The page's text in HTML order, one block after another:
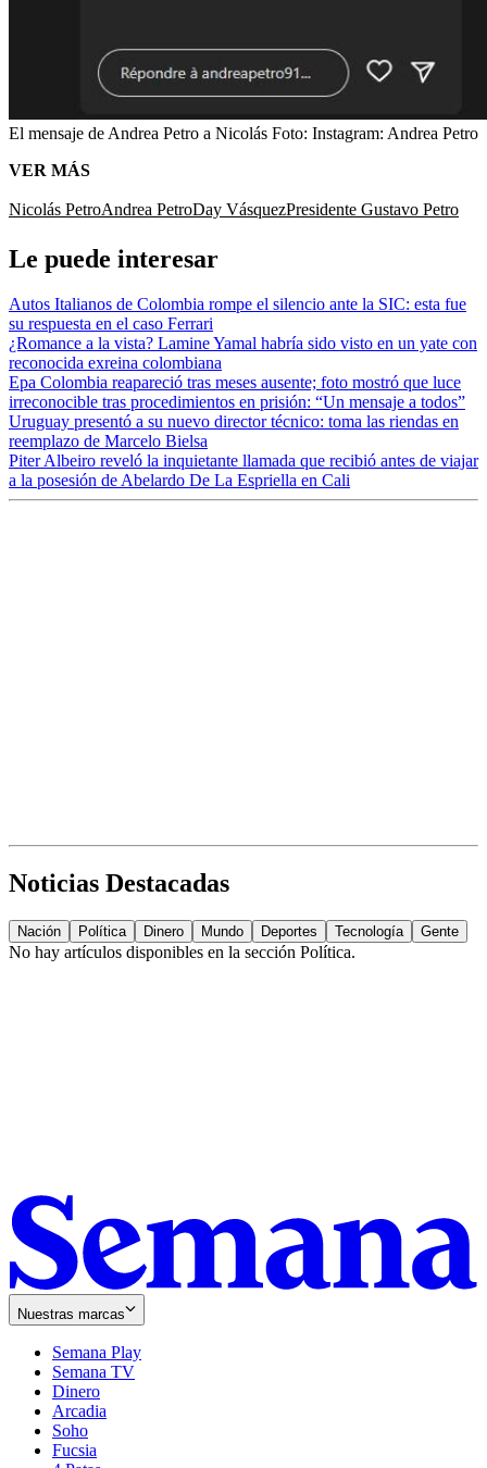
El mensaje de Andrea Petro a Nicolás Foto: Instagram: Andrea Petro
VER MÁS
Nicolás PetroAndrea PetroDay VásquezPresidente Gustavo Petro
Le puede interesar
Autos Italianos de Colombia rompe el silencio ante la SIC: esta fue
su respuesta en el caso Ferrari
¿Romance a la vista? Lamine Yamal habría sido visto en un yate con
reconocida exreina colombiana
Epa Colombia reapareció tras meses ausente; foto mostró que luce
irreconocible tras procedimientos en prisión: “Un mensaje a todos”
Uruguay presentó a su nuevo director técnico: toma las riendas en
reemplazo de Marcelo Bielsa
Piter Albeiro reveló la inquietante llamada que recibió antes de viajar
a la posesión de Abelardo De La Espriella en Cali
Noticias Destacadas
Nación Política Dinero Mundo Deportes Tecnología Gente
No hay artículos disponibles en la sección Política.
Nuestras marcas
Semana Play
Semana TV
Dinero
Arcadia
Soho
in
Fucsia